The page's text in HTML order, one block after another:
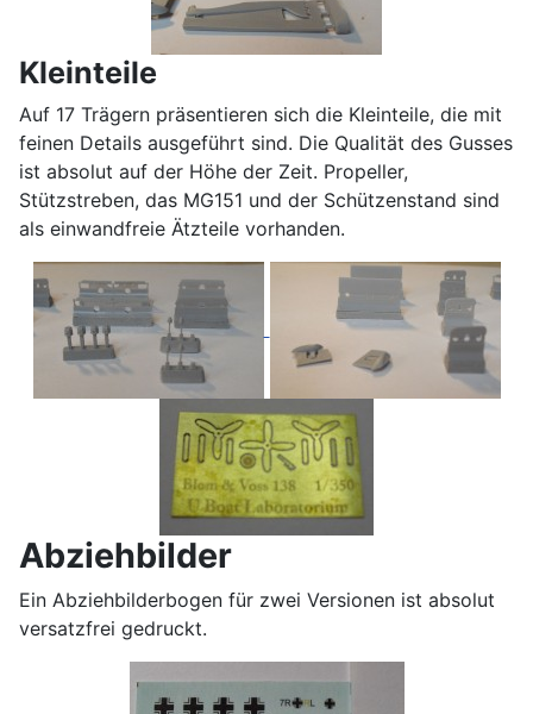
Kleinteile
Auf 17 Trägern präsentieren sich die Kleinteile, die mit
feinen Details ausgeführt sind. Die Qualität des Gusses
ist absolut auf der Höhe der Zeit. Propeller,
Stützstreben, das MG151 und der Schützenstand sind
als einwandfreie Ätzteile vorhanden.
Abziehbilder
Ein Abziehbilderbogen für zwei Versionen ist absolut
versatzfrei gedruckt.